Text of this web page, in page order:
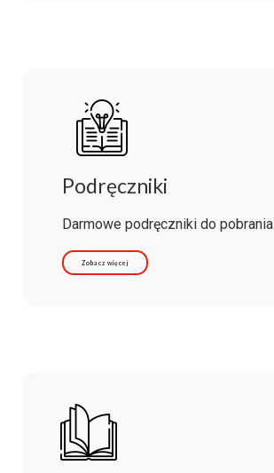
Podręczniki
Darmowe podręczniki do pobrania
Zobacz więcej